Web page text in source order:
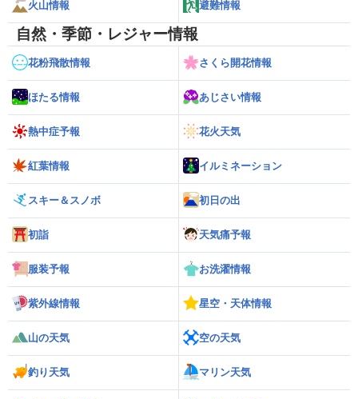
火山情報 避難情報
自然・季節・レジャー情報
花粉飛散情報 さくら開花情報
ほたる情報 あじさい情報
熱中症予報 花火天気
紅葉情報 イルミネーション
スキー＆スノボ 初日の出
初詣 天気痛予報
服装予報 お洗濯情報
紫外線情報 星空・天体情報
山の天気 空の天気
釣り天気 マリン天気